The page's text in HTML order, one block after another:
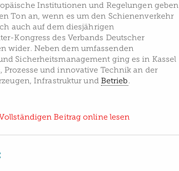
Institutionen und Regelungen geben
Ton an, wenn es um den Schienenverkehr
auch auf dem diesjährigen
Kongress des Verbands Deutscher
wider. Neben dem umfassenden
Sicherheitsmanagement ging es in Kassel
Prozesse und innovative Technik an der
Infrastruktur und Betrieb.
Beitrag online lesen